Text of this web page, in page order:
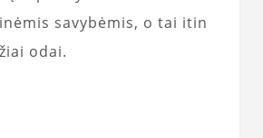
savybėmis, o tai itin
odai.